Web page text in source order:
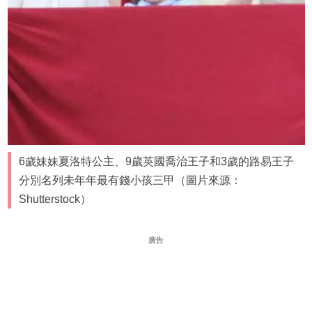
6歲妹妹夏洛特公主、9歲英國喬治王子和3歲的路易王子
分別名列未年年最有錢小孩三甲（圖片來源：
Shutterstock）
廣告